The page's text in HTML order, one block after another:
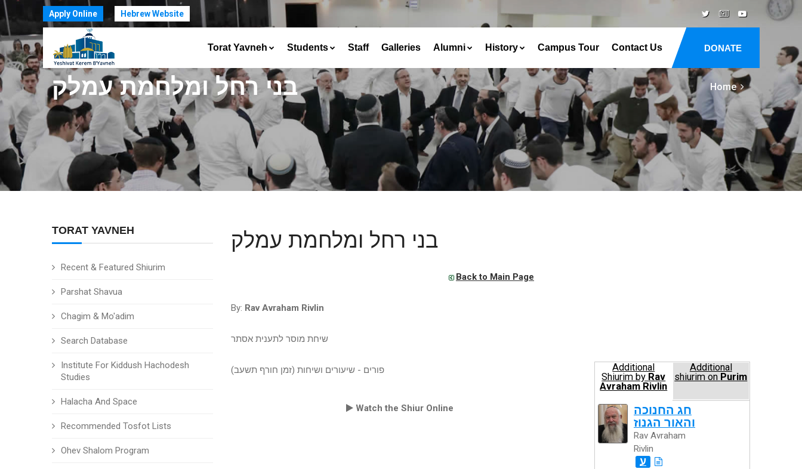
Apply Online Hebrew Website
DONATE
Torat Yavneh Students Staff Galleries Alumni History Campus Tour Contact Us
בני רחל ומלחמת עמלק Home
TORAT YAVNEH
Recent & Featured Shiurim
Parshat Shavua
Chagim & Mo'adim
Search Database
Institute For Kiddush Hachodesh
Studies
Halacha And Space
Recommended Tosfot Lists
Ohev Shalom Program
בני רחל ומלחמת עמלק
Back to Main Page
By: Rav Avraham Rivlin
שיחת מוסר לתענית אסתר
פורים - שיעורים ושיחות (זמן חורף תשעב)
Watch the Shiur Online
Additional
Shiurim by Rav
Avraham Rivlin
Additional
shiurim on Purim
חג החנוכה
והאור הגנוז
Rav Avraham
Rivlin
ע